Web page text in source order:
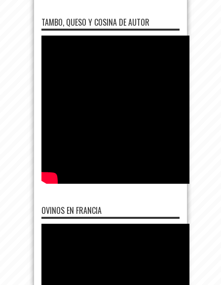
TAMBO, QUESO Y COSINA DE AUTOR
OVINOS EN FRANCIA